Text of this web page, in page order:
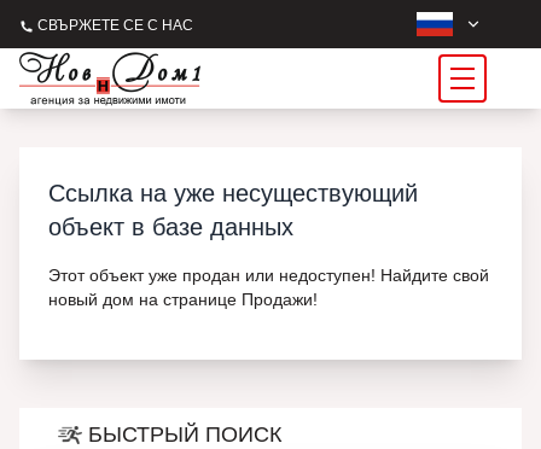
СВЪРЖЕТЕ СЕ С НАС
Ссылка на уже несуществующий
объект в базе данных
Этот объект уже продан или недоступен! Найдите свой
новый дом на странице Продажи!
БЫСТРЫЙ ПОИСК